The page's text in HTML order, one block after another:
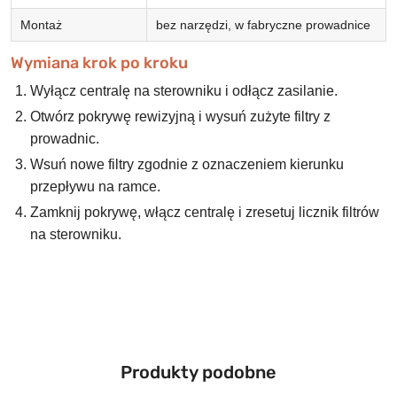
Montaż bez narzędzi, w fabryczne prowadnice
Wymiana krok po kroku
Wyłącz centralę na sterowniku i odłącz zasilanie.
Otwórz pokrywę rewizyjną i wysuń zużyte filtry z
prowadnic.
Wsuń nowe filtry zgodnie z oznaczeniem kierunku
przepływu na ramce.
Zamknij pokrywę, włącz centralę i zresetuj licznik filtrów
na sterowniku.
Pomiń karuzelę produktów
Produkty
Produkty podobne